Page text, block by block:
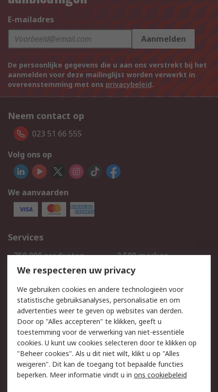
E-mailadres
Aanmelden
De persoonlijke gegevens die u aan ons verstrekt bij het
aanmelden voor deze mailinglijst worden verwerkt in
overeenstemming met ons privacybeleid.
Neem contact op
023 51 66 555
Volg ons op
We aanvaarden
Services
750.000 producten
2.500 merken
Bestellen
Inkoopoplossingen
Track & Trace
Wettelijk
Cookiebeleid
Email veiligheid
Privacybeleid
Websitevoorwaarden
Algemene
verkoopvoorwaarden
We respecteren uw privacy
We gebruiken cookies en andere technologieën voor
statistische gebruiksanalyses, personalisatie en om
advertenties weer te geven op websites van derden.
Door op "Alles accepteren" te klikken, geeft u
toestemming voor de verwerking van niet-essentiële
cookies. U kunt uw cookies selecteren door te klikken op
"Beheer cookies". Als u dit niet wilt, klikt u op "Alles
weigeren". Dit kan de toegang tot bepaalde functies
beperken. Meer informatie vindt u in ons cookiebeleid